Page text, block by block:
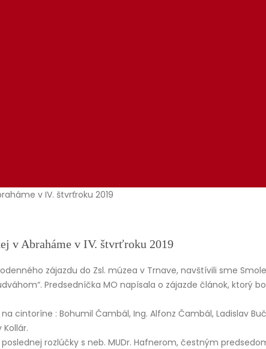
v Abraháme v IV. štvrťroku 2019
zájazdu do Zsl. múzea v Trnave, navštívili sme
Predsedníčka MO napísala o zájazde článok,
cintoríne : Bohumil Čambál, Ing. Alfonz Čambál, Ladislav
rozlúčky s neb. MUDr. Hafnerom, čestným